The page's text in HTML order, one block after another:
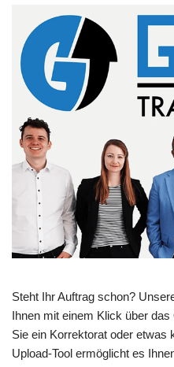
Steht Ihr Auftrag schon?
Ihnen mit einem Klick über
Sie ein Korrektorat oder etwas
Upload-Tool ermöglicht es